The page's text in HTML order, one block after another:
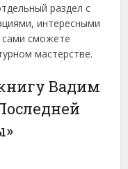
раздел с
интересными
сможете
мастерстве.
Вадим